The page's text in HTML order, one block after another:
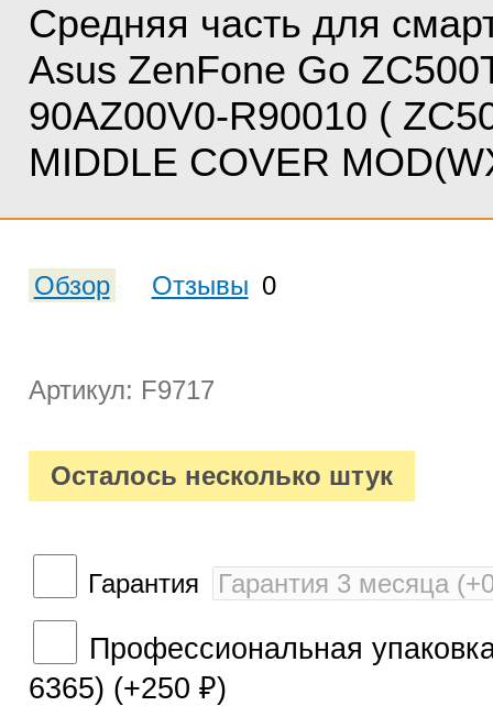
Средняя часть для
Asus ZenFone Go
90AZ00V0-R90010 (
MIDDLE COVER
Обзор Отзывы 0
Артикул: F9717
Осталось несколько штук
Гарантия
Профессиональная
6365) (+250 ₽)